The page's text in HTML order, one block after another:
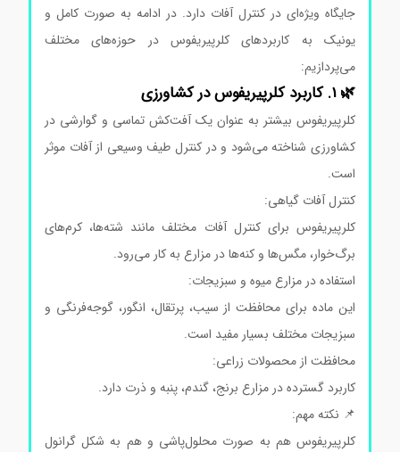
جایگاه ویژه‌ای در کنترل آفات دارد. در ادامه به صورت کامل و
یونیک به کاربردهای کلرپیریفوس در حوزه‌های مختلف
می‌پردازیم:
🌿 1. کاربرد کلرپیریفوس در کشاورزی
کلرپیریفوس بیشتر به عنوان یک آفت‌کش تماسی و گوارشی در
کشاورزی شناخته می‌شود و در کنترل طیف وسیعی از آفات موثر
است.
کنترل آفات گیاهی:
کلرپیریفوس برای کنترل آفات مختلف مانند شته‌ها، کرم‌های
برگ‌خوار، مگس‌ها و کنه‌ها در مزارع به کار می‌رود.
استفاده در مزارع میوه و سبزیجات:
این ماده برای محافظت از سیب، پرتقال، انگور، گوجه‌فرنگی و
سبزیجات مختلف بسیار مفید است.
محافظت از محصولات زراعی:
کاربرد گسترده در مزارع برنج، گندم، پنبه و ذرت دارد.
📌 نکته مهم:
کلرپیریفوس هم به صورت محلول‌پاشی و هم به شکل گرانول